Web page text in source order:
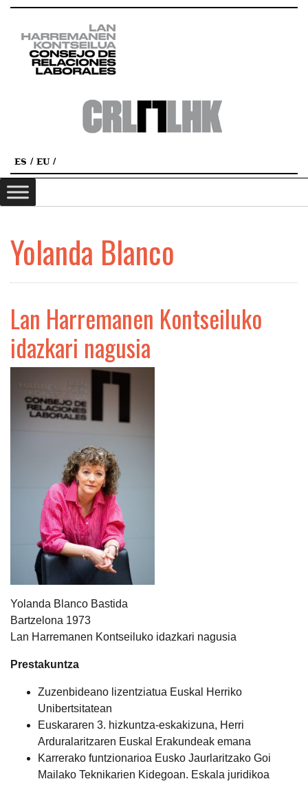
ES EU
Yolanda Blanco
Lan Harremanen Kontseiluko
idazkari nagusia
Yolanda Blanco Bastida
Bartzelona 1973
Lan Harremanen Kontseiluko idazkari nagusia
Prestakuntza
Zuzenbideano lizentziatua Euskal Herriko
Unibertsitatean
Euskararen 3. hizkuntza-eskakizuna, Herri
Arduralaritzaren Euskal Erakundeak emana
Karrerako funtzionarioa Eusko Jaurlaritzako Goi
Mailako Teknikarien Kidegoan. Eskala juridikoa